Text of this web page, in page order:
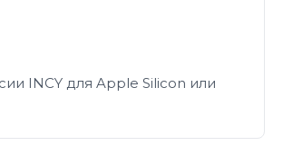
INCY для Apple Silicon или